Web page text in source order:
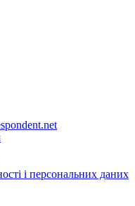
і персональних даних